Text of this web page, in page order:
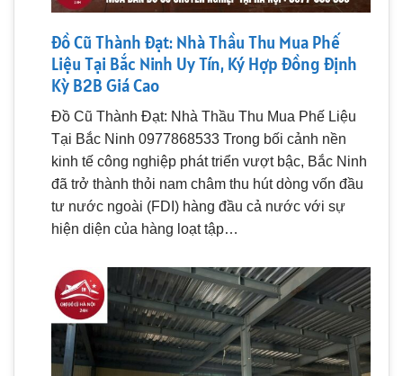
Đồ Cũ Thành Đạt: Nhà Thầu Thu Mua Phế
Liệu Tại Bắc Ninh Uy Tín, Ký Hợp Đồng Định
Kỳ B2B Giá Cao
Đồ Cũ Thành Đạt: Nhà Thầu Thu Mua Phế Liệu
Tại Bắc Ninh 0977868533 Trong bối cảnh nền
kinh tế công nghiệp phát triển vượt bậc, Bắc Ninh
đã trở thành thỏi nam châm thu hút dòng vốn đầu
tư nước ngoài (FDI) hàng đầu cả nước với sự
hiện diện của hàng loạt tập…